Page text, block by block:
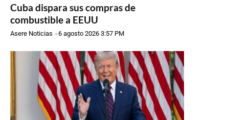
Cuba dispara sus compras de
combustible a EEUU
Asere Noticias -6 agosto 2026 3:57 PM